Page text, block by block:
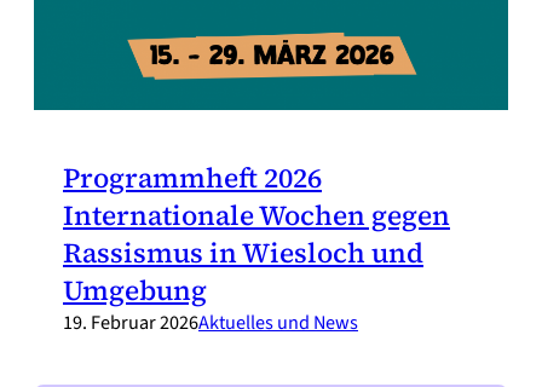
Programmheft 2026
Internationale Wochen gegen
Rassismus in Wiesloch und
Umgebung
19. Februar 2026Aktuelles und News